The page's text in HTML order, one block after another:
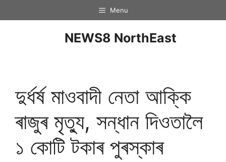
Menu
NEWS8 NorthEast
দুৰ্ধৰ্ষ মাওবাদী নেতা আক্কি
ৰাজুৰ মৃত্যু, সন্ধান দিওতালৈ
১ কোটি টকাৰ পুৰস্কাৰ